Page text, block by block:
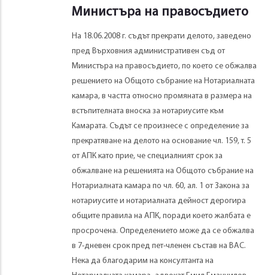
Министъра на правосъдието
На 18.06.2008 г. съдът прекрати делото, заведено
пред Върховния административен съд от
Министъра на правосъдието, по което се обжалва
решението на Общото събрание на Нотариалната
камара, в частта относно промяната в размера на
встъпителната вноска за нотариусите към
Камарата. Съдът се произнесе с определение за
прекратяване на делото на основание чл. 159, т. 5
от АПК като прие, че специалният срок за
обжалване на решенията на Общото събрание на
Нотариалната камара по чл. 60, ал. 1 от Закона за
нотариусите и нотариалната дейност дерогира
общите правила на АПК, поради което жалбата е
просрочена. Определението може да се обжалва
в 7-дневен срок пред пет-членен състав на ВАС.
Нека да благодарим на консултанта на